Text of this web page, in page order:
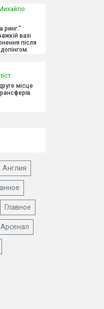
ринг."
вазі
після
місце
Англия
Главное
Арсенал